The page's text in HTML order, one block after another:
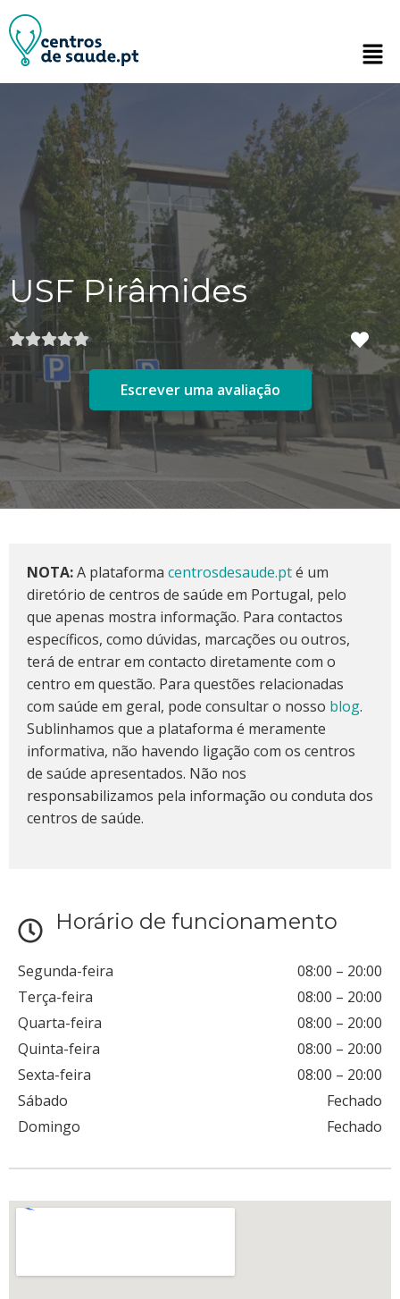
USF Pirâmides
Escrever uma avaliação
Horário de funcionamento
Segunda-feira 08:00 – 20:00
Terça-feira
08:00 – 20:00
Quarta-feira
08:00 – 20:00
Quinta-feira
08:00 – 20:00
Sexta-feira
08:00 – 20:00
Sábado
Fechado
Domingo
Fechado
NOTA:A plataforma centrosdesaude.pté um
diretório de centros de saúde em Portugal, pelo
que apenas mostra informação. Para contactos
específicos, como dúvidas, marcações ou outros,
terá de entrar em contacto diretamente com o
centro em questão. Para questões relacionadas
com saúde em geral, pode consultar o nosso blog.
Sublinhamos que a plataforma é meramente
informativa, não havendo ligação com os centros
de saúde apresentados. Não nos
responsabilizamos pela informação ou conduta dos
centros de saúde.